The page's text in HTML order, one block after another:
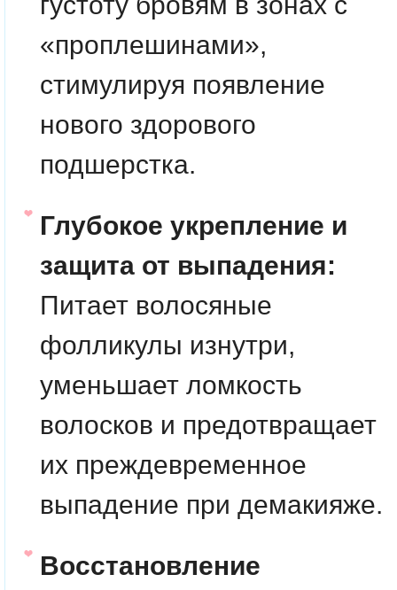
«проплешинами»,
стимулируя появление
нового здорового
подшерстка.
Глубокое укрепление и
защита от выпадения:
Питает волосяные
фолликулы изнутри,
уменьшает ломкость
волосков и предотвращает
их преждевременное
выпадение при демакияже.
Восстановление